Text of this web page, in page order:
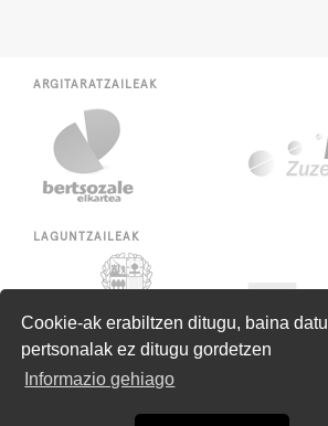
Cookie-ak erabiltzen ditugu, baina datu
pertsonalak ez ditugu gordetzen
Informazio gehiago
ARGITARATZAILEAK
LAGUNTZAILEAK